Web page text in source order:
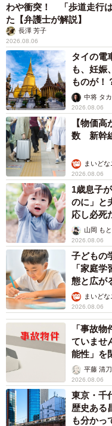
わや衝突！ 「歩道走行
た【弁護士が解説】
長澤 芳子
2026.08.06
タイの電
も、妊
ものが！
中将 タカ
2026.08.06
【物価
数 新幹
まいど
2026.08.06
1歳息子
のに」と
応し必死
出し…
山岡 も
2026.08.06
子どもの
「家庭
態と広が
まいど
2026.08.06
「事故
ていませ
能性」を
平藤 清刀
2026.08.06
東京・千
歴史ある
も分かっ